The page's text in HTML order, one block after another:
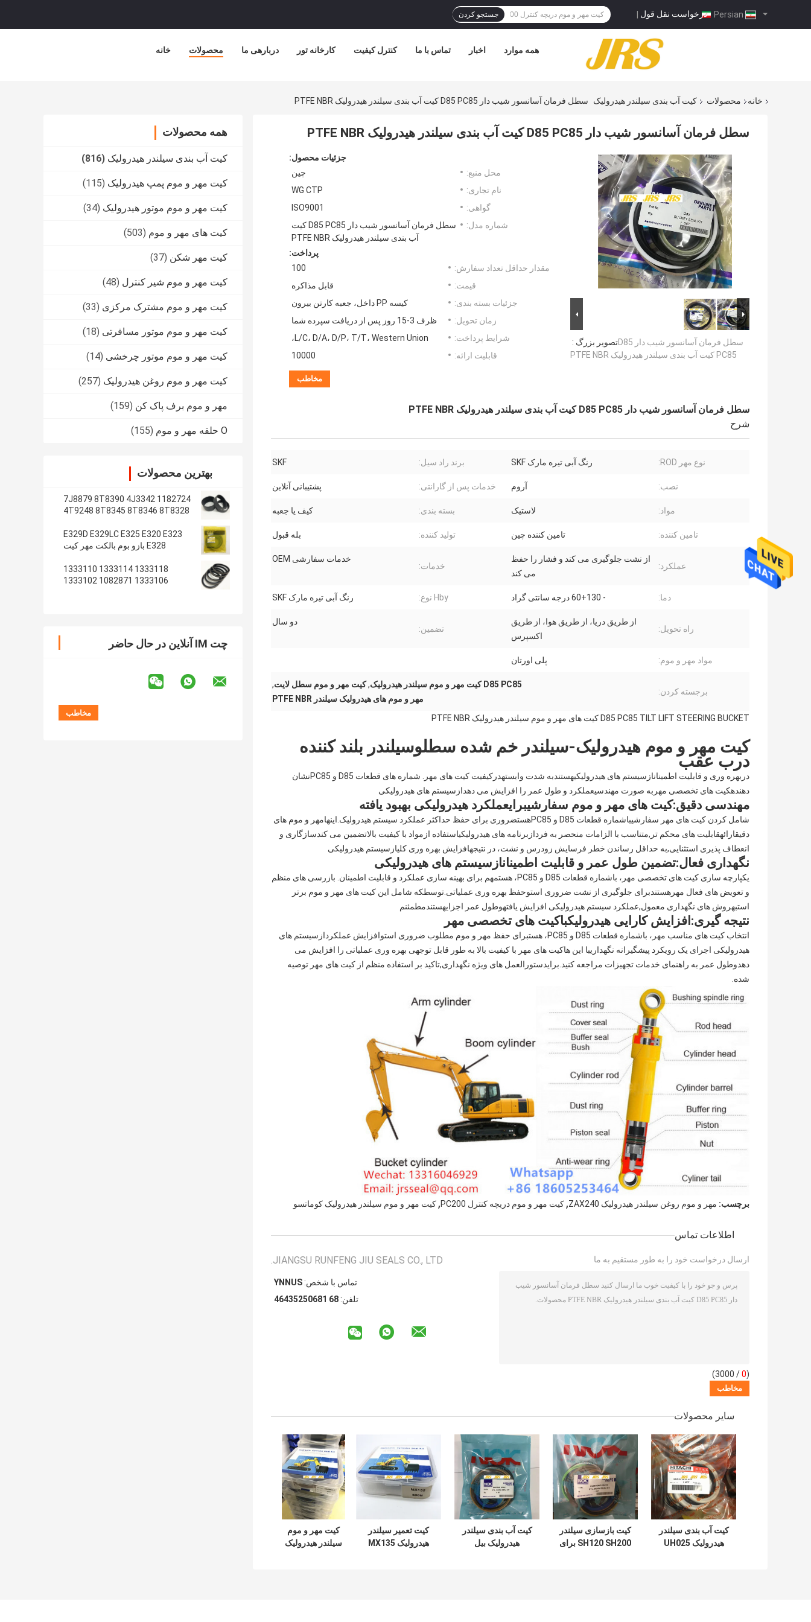
درخواست نقل قول | جستجو کردن
خانه محصولات دربارهی ما کارخانه تور کنترل کیفیت تماس با ما اخبار همه موارد
خانه محصولات کیت آب بندی سیلندر هیدرولیک سطل فرمان آسانسور شیب دار D85 PC85 کیت آب بندی سیلندر هیدرولیک PTFE NBR
همه محصولات
کیت آب بندی سیلندر هیدرولیک (816)
کیت مهر و موم پمپ هیدرولیک (115)
کیت مهر و موم موتور هیدرولیک (34)
کیت های مهر و موم (503)
کیت مهر شکن (37)
کیت مهر و موم شیر کنترل (48)
کیت مهر و موم مشترک مرکزی (33)
کیت مهر و موم موتور مسافرتی (18)
کیت مهر و موم موتور چرخشی (14)
کیت مهر و موم روغن هیدرولیک (257)
مهر و موم برف پاک کن (159)
O حلقه مهر و موم (155)
بهترین محصولات
1182724 7J8879 8T8390 4J3342
4T9248 8T8345 8T8346 8T8328
E329D E329LC E325 E320 E323
E328 بازو بوم بالکت مهر کیت
1333118 1333114 1333110
1333106 1082871 1333102
چت IM آنلاین در حال حاضر
سطل فرمان آسانسور شیب دار D85 PC85 کیت آب بندی سیلندر هیدرولیک PTFE NBR
تصویر بزرگ :سطل فرمان آسانسور شیب دار D85
PC85 کیت آب بندی سیلندر هیدرولیک PTFE NBR
جزئیات محصول:
محل منبع:
چین
نام تجاری:
WG CTP
گواهی:
ISO9001
شماره مدل:
سطل فرمان آسانسور شیب دار D85 PC85 کیت
آب بندی سیلندر هیدرولیک PTFE NBR
پرداخت:
مقدار حداقل تعداد سفارش:
100
قیمت:
قابل مذاکره
جزئیات بسته بندی:
کیسه PP داخل، جعبه کارتن بیرون
زمان تحویل:
ظرف 3-15 روز پس از دریافت سپرده شما
شرایط پرداخت:
L/C، D/A، D/P، T/T، Western Union،
قابلیت ارائه:
10000
مخاطب
سطل فرمان آسانسور شیب دار D85 PC85 کیت آب بندی سیلندر هیدرولیک PTFE NBR
شرح
نوع مهر ROD: رنگ آبی تیره مارک SKF برند راد سیل: SKF
نصب: آروم خدمات پس از گارانتی: پشتیبانی آنلاین
مواد: لاستیک بسته بندی: کیف یا جعبه
تامین کننده: تامین کننده چین تولید کننده: بله قبول
عملکرد:
از نشت جلوگیری می کند و فشار را حفظ
می کند
خدمات:
خدمات سفارشی OEM
دما: - 60+130 درجه سانتی گراد Hby نوع: رنگ آبی تیره مارک SKF
راه تحویل:
از طریق دریا، از طریق هوا، از طریق
اکسپرس
تضمین:
دو سال
مواد مهر و موم: پلی اورتان
برجسته کردن:
D85 PC85 کیت مهر و موم سیلندر هیدرولیک ,کیت مهر و موم سطل لایت,
مهر و موم های هیدرولیک سیلندر PTFE NBR
D85 PC85 TILT LIFT STEERING BUCKET کیت های مهر و موم سیلندر هیدرولیک PTFE NBR
کیت مهر و موم هیدرولیک-سیلندر خم شده سطلوسیلندر بلند کننده
درب عقب
در بهره وری و قابلیت اطمیناناز سیستم های هیدرولیکیهستندبه شدت وابستهدر کیفیت کیت های مهر. شماره های قطعات D85 و PC85
نشان
دهندهکیت های تخصصی مهر به صورت مهندسیعملکرد و طول عمر را افزایش می دهداز سیستم های هیدرولیکی
مهندسی دقیق:کیت های مهر و موم سفارشیبرایعملکرد هیدرولیکی بهبود یافته
شامل کردن کیت های مهر سفارشیباشماره قطعات D85 و PC85 هستضروری برای حفظ حداکثر عملکرد سیستم هیدرولیک.اينهامهر و موم های
دقیقارائهقابلیت های محکم تر ,متناسب با الزامات منحصر به فرداز برنامه های هیدرولیکیاستفاده از مواد با کیفیت بالاتضمین می کندسازگاری و
انعطاف پذیری استثنایی,به حداقل رساندن خطر فرسایش زودرس و نشت، در نتیجهافزایش بهره وری کلیاز سیستم هیدرولیکی
نگهداری فعال:تضمین طول عمر و قابلیت اطمیناناز سیستم های هیدرولیکی
یکپارچه سازی کیت های تخصصی مهر ، باشماره قطعات D85 و PC85 ، هستمهم برای بهینه سازی عملکرد و قابلیت اطمینان. بازرسی های منظم
و تعویض های فعال مهر هستندبرای جلوگیری از نشت ضروری استوحفظ بهره وری عملیاتی.توسطکه شامل این کیت های مهر و موم برتر
استبهروش های نگهداری معمول,عملکرد سیستم هیدرولیکی افزایش یافتهوطول عمر اجزایهستندمطمئنم
نتیجه گیری: افزایش کارایی هیدرولیکباکیت های تخصصی مهر
انتخاب کیت های مناسب مهر ، باشماره قطعات D85 و PC85 ، هستبرای حفظ مهر و موم مطلوب ضروری استوافزایش عملکرداز سیستم های
هیدرولیکی اجرای یک رویکرد پیشگیرانه نگهداریبا اين هاکیت های مهر با کیفیت بالا به طور قابل توجهی بهره وری عملیاتی را افزایش می
دهدوطول عمر به راهنمای خدمات تجهیزات مراجعه کنید.برایدستورالعمل های ویژه نگهداری,تاکید بر استفاده منظم از کیت های مهر توصیه
شده.
برچسب: مهر و موم روغن سیلندر هیدرولیک ZAX240 , کیت مهر و موم دریچه کنترل PC200 , کیت مهر و موم سیلندر هیدرولیک کوماتسو
اطلاعات تماس
JIANGSU RUNFENG JIU SEALS CO., LTD.
تماس با شخص: SUNNY
تلفن: 86 18605253464
ارسال درخواست خود را به طور مستقیم به ما
(
0
/ 3000)
سایر محصولات
کیت آب بندی سیلندر
هیدرولیک UH025
کیت بازسازی سیلندر
SH120 SH200 برای
کیت آب بندی سیلندر
هیدرولیک بیل
کیت تعمیر سیلندر
هیدرولیک MX135
کیت مهر و موم
سیلندر هیدرولیک